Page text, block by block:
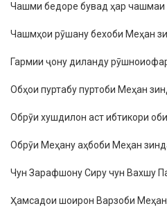
Чашми бедоре бувад ҳар чашмаи
Чашмҳои рӯшану бехоби Меҳан
Гармии ҷону диланду
Обҳои пуртабу пуртоби Меҳан
Обрӯи хушдилон аст ибтикори
Обрӯи Меҳану аҳбоби Меҳан
Чун Зарафшону Сиру чун Вахшу
Ҳамсадои шоирон Варзоби